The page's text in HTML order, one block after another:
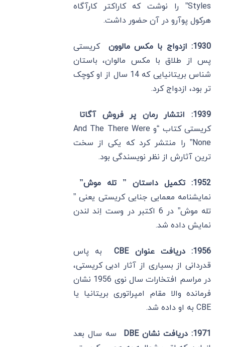
Styles” را نوشت که کاراکتر کارآگاه
هرکول پوآرو در آن حضور داشت.
1930: ازدواج با مکس مالوون
کریستی
پس از طلاق با مکس مالوان، باستان
‌شناس بریتانیایی که 14 سال از او کوچک
تر بود، ازدواج کرد.
1939: انتشار رمان پر فروش آگاتا
کریستی کتاب “و And The There Were
None” را منتشر کرد که یکی از سخت
‌ترین آثارش از نظر نویسندگی بود.
1952: تکمیل داستان ” تله موش”
نمایشنامه معمایی جنایی کریستی یعنی ”
تله موش” در 6 اکتبر در وست اِند لندن
نمایش داده شد.
1956: دریافت عنوان CBE
به پاس
قدردانی از بسیاری از آثار ادبی کریستی،
در مراسم افتخارات سال نوی 1956 نشان
فرمانده والا مقام امپراتوری بریتانیا یا
CBE‌ به او داده شد.
1971: دریافت نشان DBE
سه سال بعد